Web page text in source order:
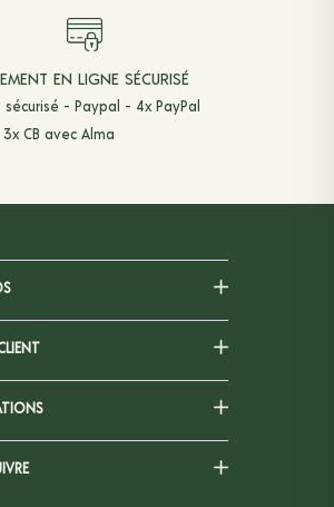
EN LIGNE SÉCURISÉ
sécurisé - Paypal - 4x PayPal
3x CB avec Alma